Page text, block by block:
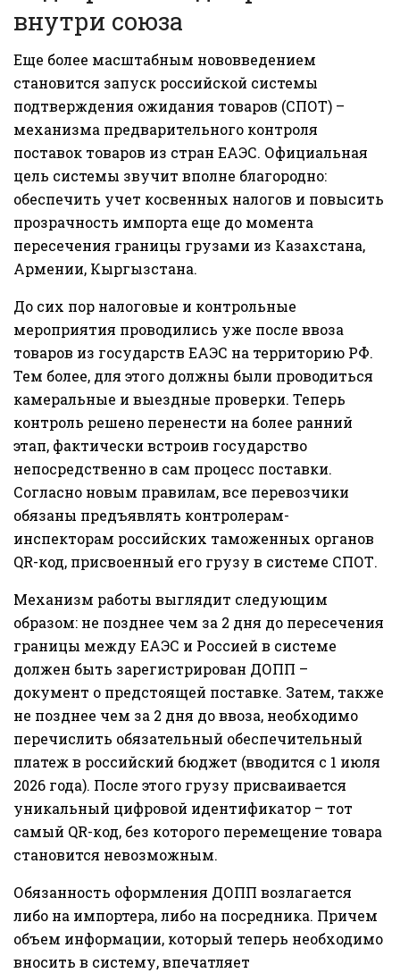
внутри союза
Еще более масштабным нововведением
становится запуск российской системы
подтверждения ожидания товаров (СПОТ) –
механизма предварительного контроля
поставок товаров из стран ЕАЭС. Официальная
цель системы звучит вполне благородно:
обеспечить учет косвенных налогов и повысить
прозрачность импорта еще до момента
пересечения границы грузами из Казахстана,
Армении, Кыргызстана.
До сих пор налоговые и контрольные
мероприятия проводились уже после ввоза
товаров из государств ЕАЭС на территорию РФ.
Тем более, для этого должны были проводиться
камеральные и выездные проверки. Теперь
контроль решено перенести на более ранний
этап, фактически встроив государство
непосредственно в сам процесс поставки.
Согласно новым правилам, все перевозчики
обязаны предъявлять контролерам-
инспекторам российских таможенных органов
QR-код, присвоенный его грузу в системе СПОТ.
Механизм работы выглядит следующим
образом: не позднее чем за 2 дня до пересечения
границы между ЕАЭС и Россией в системе
должен быть зарегистрирован ДОПП –
документ о предстоящей поставке. Затем, также
не позднее чем за 2 дня до ввоза, необходимо
перечислить обязательный обеспечительный
платеж в российский бюджет (вводится с 1 июля
2026 года). После этого грузу присваивается
уникальный цифровой идентификатор – тот
самый QR-код, без которого перемещение товара
становится невозможным.
Обязанность оформления ДОПП возлагается
либо на импортера, либо на посредника. Причем
объем информации, который теперь необходимо
вносить в систему, впечатляет